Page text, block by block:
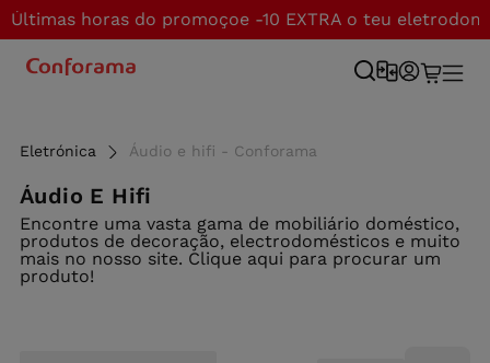
Últimas horas do promoçoe -10 EXTRA o teu
Eletrónica Áudio e hifi - Conforama
Áudio E Hifi
Encontre uma vasta gama de mobiliário doméstico,
produtos de decoração, electrodomésticos e muito
mais no nosso site. Clique aqui para procurar um
produto!